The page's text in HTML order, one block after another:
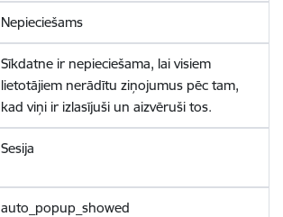
Nepieciešams
Sīkdatne ir nepieciešama, lai visiem
lietotājiem nerādītu ziņojumus pēc tam,
kad viņi ir izlasījuši un aizvēruši tos.
Sesija
auto_popup_showed